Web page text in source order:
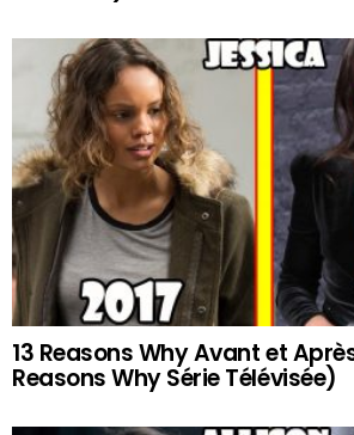
13 Reasons Why Avant et
Reasons Why Série Télévisée)